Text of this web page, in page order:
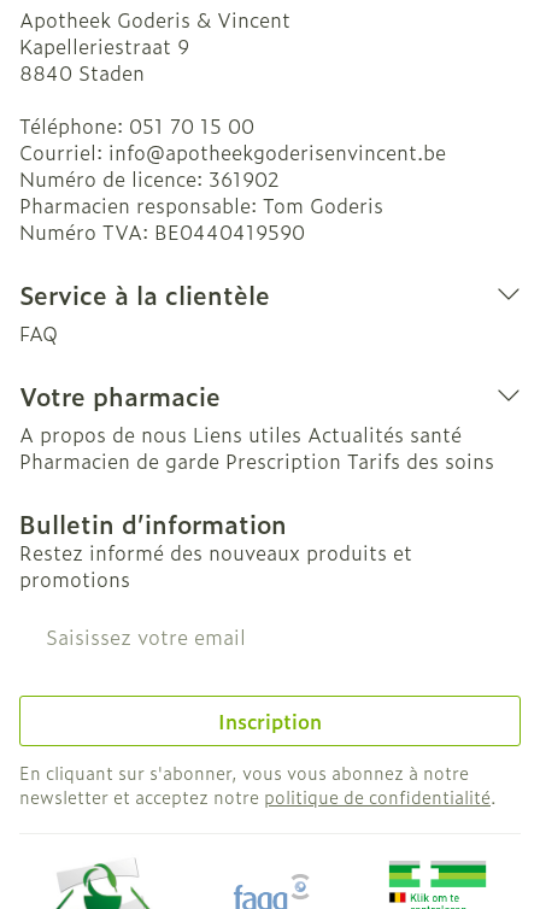
Apotheek Goderis & Vincent
Kapelleriestraat 9
8840 Staden
Téléphone: 051 70 15 00
Courriel: info@apotheekgoderisenvincent.be
Numéro de licence: 361902
Pharmacien responsable: Tom Goderis
Numéro TVA: BE0440419590
Service à la clientèle
FAQ
Votre pharmacie
A propos de nous Liens utiles Actualités santé
Pharmacien de garde Prescription Tarifs des soins
Bulletin d’information
Restez informé des nouveaux produits et
promotions
Adresse mail
Inscription
En cliquant sur s'abonner, vous vous abonnez à notre
newsletter et acceptez notre politique de confidentialité.